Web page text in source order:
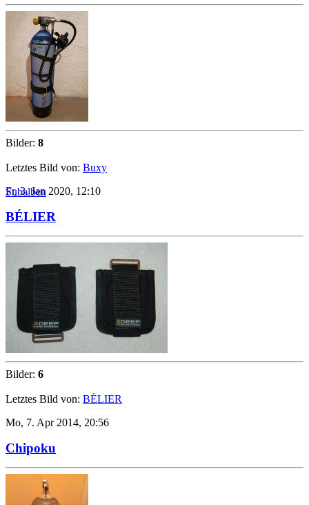
Bilder: 8
Letztes Bild von: Buxy
Fr, 3. Jan 2020, 12:10
Subalben
BÉLIER
Bilder: 6
Letztes Bild von: BÉLIER
Mo, 7. Apr 2014, 20:56
Chipoku